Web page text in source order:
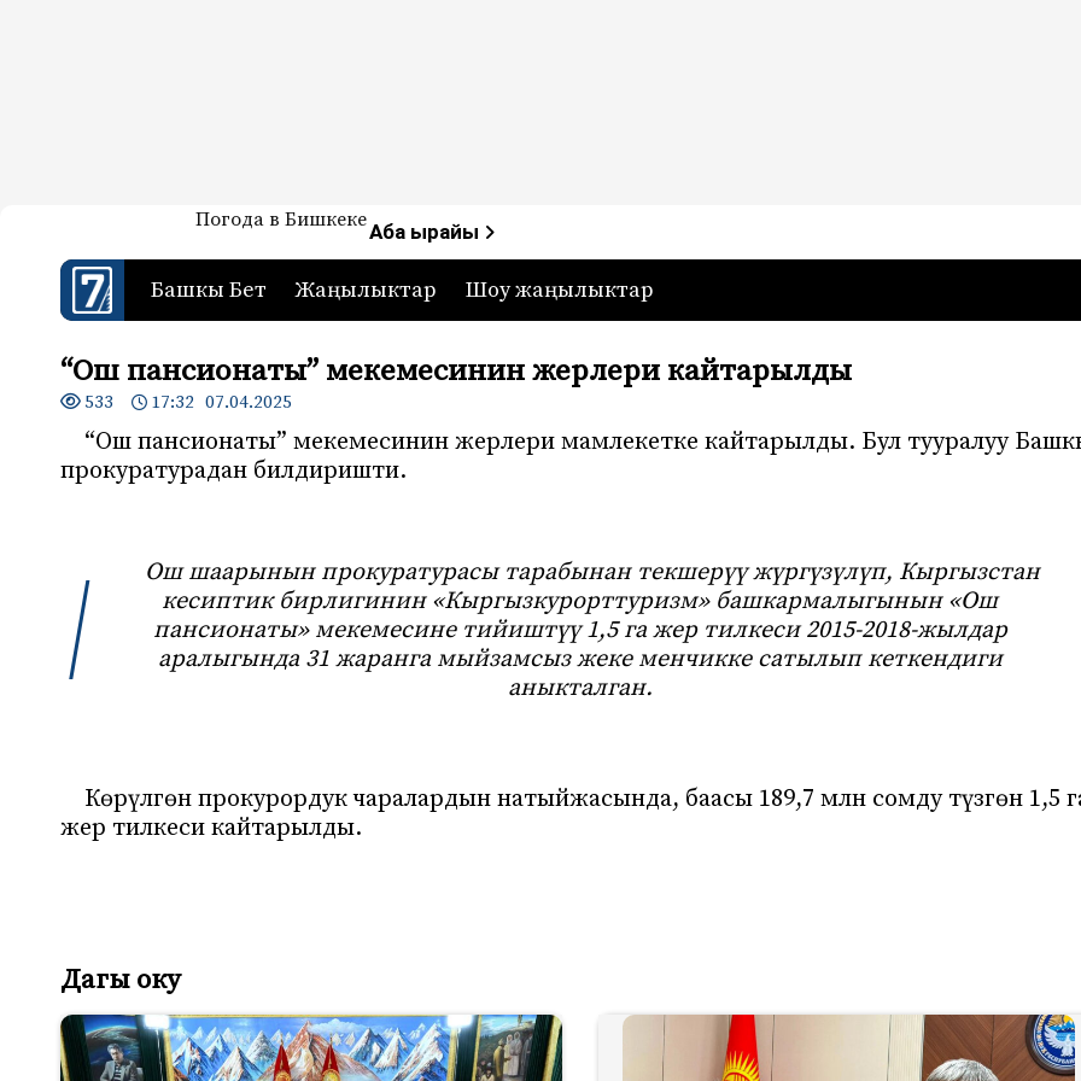
7-канал. Жаңылыктар — Кыргызстан
Жаңылыктар — Кыргызстан
Погода в БишкекеАба ырайы
Башкы Бет Жаңылыктар Шоу жаңылыктар
“Oш пансионаты” мекемесинин жерлери кайтарылды
533 17:32 07.04.2025
“Oш пансионаты” мекемесинин жерлери мамлекетке кайтарылды. Бул тууралуу
прокуратурадан билдиришти.
Ош шаарынын прокуратурасы тарабынан текшерүү жүргүзүлүп, Кыргызстан
кесиптик бирлигинин «Кыргызкурорттуризм» башкармалыгынын «Oш
пансионаты» мекемесине тийиштүү 1,5 га жер тилкеси 2015-2018-жылдар
аралыгында 31 жаранга мыйзамсыз жеке менчикке сатылып кеткендиги
аныкталган.
Көрүлгөн прокурордук чаралардын натыйжасында, баасы 189,7 млн сомду түзгөн 1,5
жер тилкеси кайтарылды.
Дагы оку